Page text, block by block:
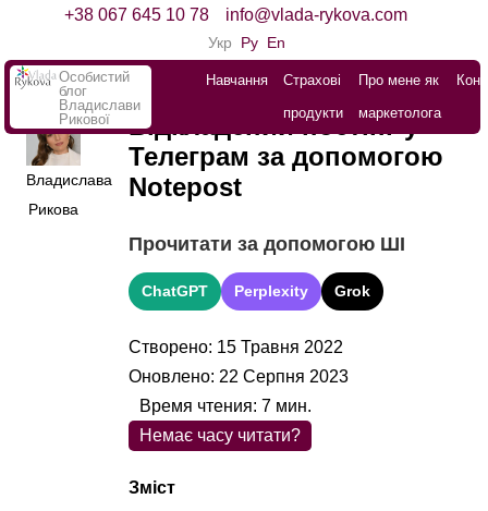
+38 067 645 10 78 info@vlada-rykova.com
Укр Ру En
Особистий
блог
Владислави
Рикової
Навчання
Страхові
продукти
Про мене як
маркетолога
Владислава
Рикова
Відкладений постінг у
Телеграм за допомогою
Notepost
Прочитати за допомогою ШІ
ChatGPT Perplexity Grok
Створено: 15 Травня 2022
Оновлено: 22 Серпня 2023
Немає часу читати?
Время чтения:7 мин.